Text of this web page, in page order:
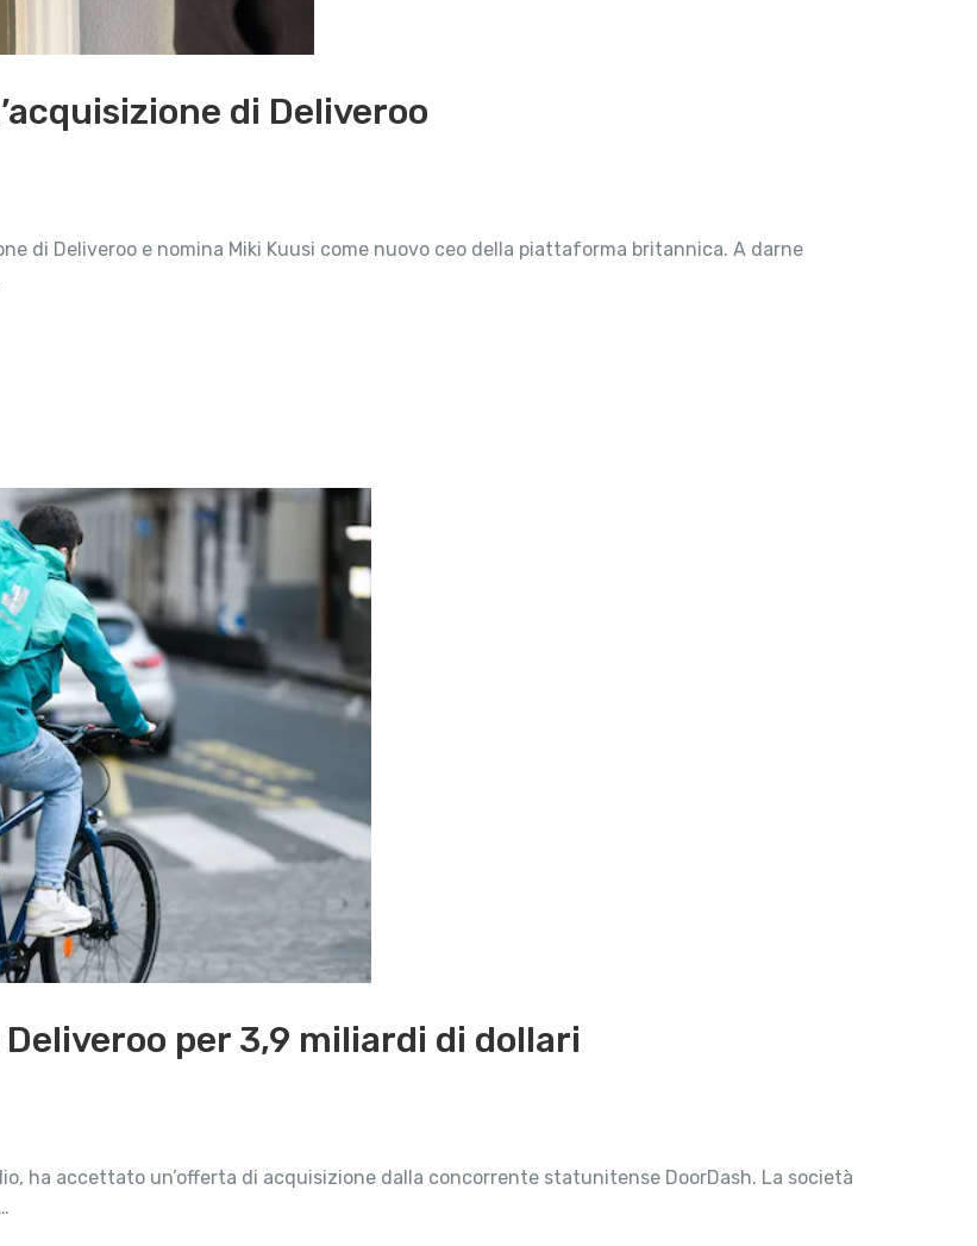
di Deliveroo
di Deliveroo e nomina Miki Kuusi come nuovo ceo della piattaforma britannica. A darne
per 3,9 miliardi di dollari
ha accettato un’offerta di acquisizione dalla concorrente statunitense DoorDash. La società